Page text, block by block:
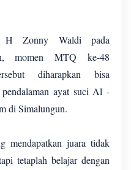
H Zonny Waldi pada
momen MTQ ke-48
diharapkan bisa
ayat suci Al -
di Simalungun.
mendapatkan juara tidak
tetaplah belajar dengan